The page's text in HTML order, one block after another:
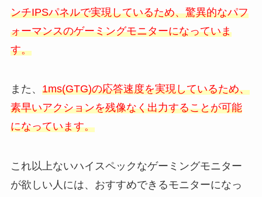
ンチIPSパネルで実現しているため、驚異的なパフ
ォーマンスのゲーミングモニターになっていま
す。
また、 1ms(GTG)の応答速度を実現しているため、
素早いアクションを残像なく出力することが可能
になっています。
これ以上ないハイスペックなゲーミングモニター
が欲しい人には、おすすめできるモニターになっ